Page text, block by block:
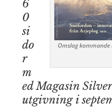
Omslag kommande
6
0
si
do
r
m
ed Magasin
utgivning i